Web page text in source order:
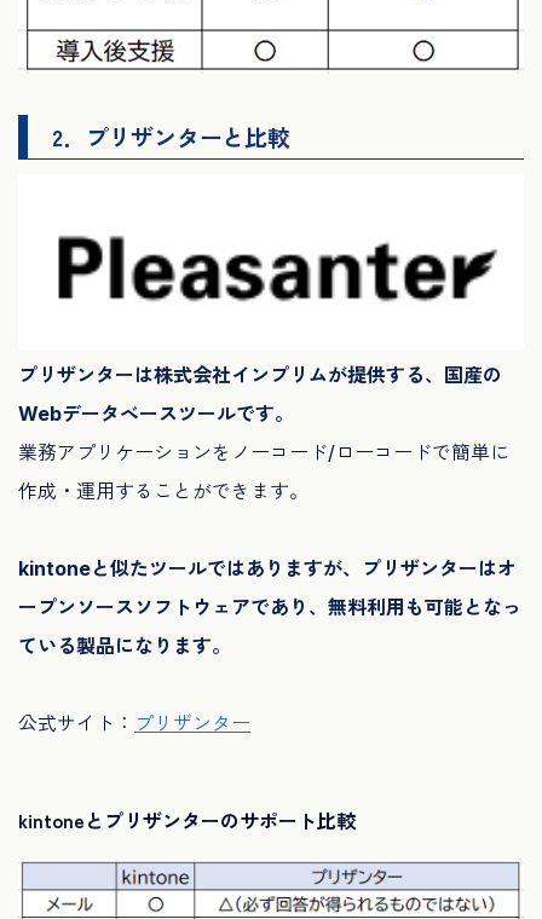
2．プリザンターと比較
プリザンターは株式会社インプリムが提供する、国産の
Webデータベースツールです。
業務アプリケーションをノーコード/ローコードで簡単に
作成・運用することができます。
kintoneと似たツールではありますが、プリザンターはオ
ープンソースソフトウェアであり、無料利用も可能となっ
ている製品になります。
公式サイト： プリザンター
kintoneとプリザンターのサポート比較